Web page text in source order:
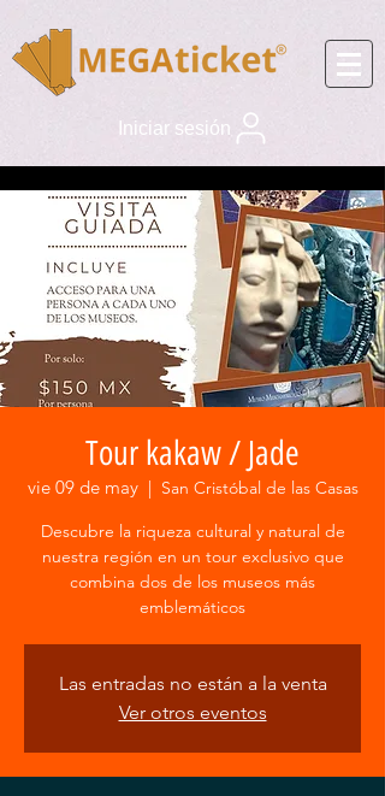
Iniciar sesión
Tour kakaw / Jade
vie 09 de may
  |
San Cristóbal de las Casas
Descubre la riqueza cultural y natural de
nuestra región en un tour exclusivo que
combina dos de los museos más
emblemáticos
Las entradas no están a la venta
Ver otros eventos